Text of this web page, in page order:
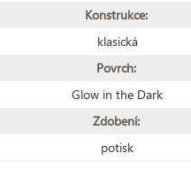
Konstrukce:
klasická
Povrch:
Glow in the Dark
Zdobení:
potisk